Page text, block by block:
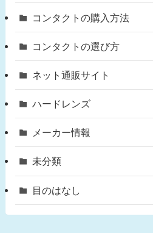
コンタクトの購入方法
コンタクトの選び方
ネット通販サイト
ハードレンズ
メーカー情報
未分類
目のはなし